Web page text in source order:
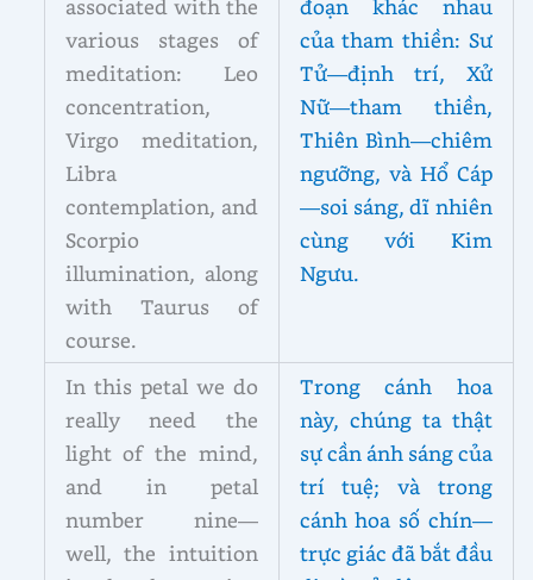
associated with the
various stages of
meditation: Leo
concentration,
Virgo meditation,
Libra
contemplation, and
Scorpio
illumination, along
with Taurus of
course.
đoạn khác nhau
của tham thiền: Sư
Tử—định trí, Xử
Nữ—tham thiền,
Thiên Bình—chiêm
ngưỡng, và Hổ Cáp
—soi sáng, dĩ nhiên
cùng với Kim
Ngưu.
In this petal we do
really need the
light of the mind,
and in petal
number nine—
well, the intuition
Trong cánh hoa
này, chúng ta thật
sự cần ánh sáng của
trí tuệ; và trong
cánh hoa số chín—
trực giác đã bắt đầu